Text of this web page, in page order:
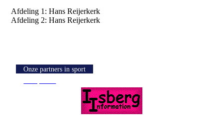
Afdeling 1: Hans Reijerkerk
Afdeling 2: Hans Reijerkerk
Onze partners in sport